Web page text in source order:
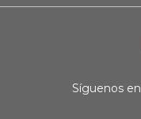
Síguenos